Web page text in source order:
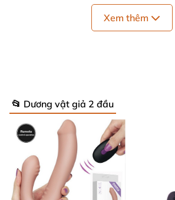
: Chisa
: Nơi khô ráo
Xem thêm
📂 Dương vật giả 2 đầu